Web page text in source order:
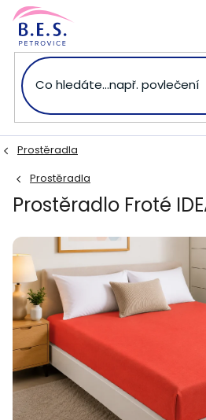
Přejít
obsah
Prostěradla
Prostěradla
Prostěradlo Froté